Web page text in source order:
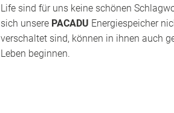
Life sind für uns keine schönen
sich unsere PACADU Energiespeicher
verschaltet sind, können in ihnen auch
Leben beginnen.